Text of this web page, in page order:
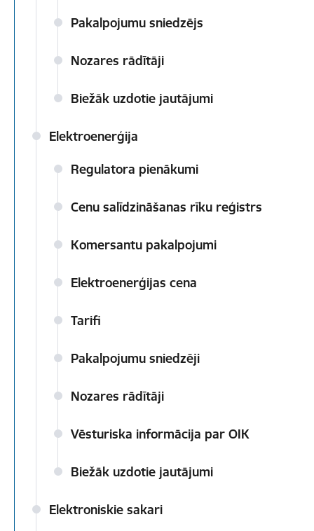
Pakalpojumu sniedzējs
Nozares rādītāji
Biežāk uzdotie jautājumi
Elektroenerģija
Regulatora pienākumi
Cenu salīdzināšanas rīku reģistrs
Komersantu pakalpojumi
Elektroenerģijas cena
Tarifi
Pakalpojumu sniedzēji
Nozares rādītāji
Vēsturiska informācija par OIK
Biežāk uzdotie jautājumi
Elektroniskie sakari